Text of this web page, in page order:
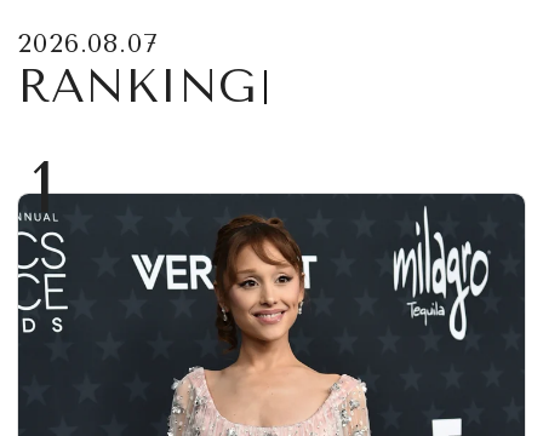
2026.08.07
RANKING
1